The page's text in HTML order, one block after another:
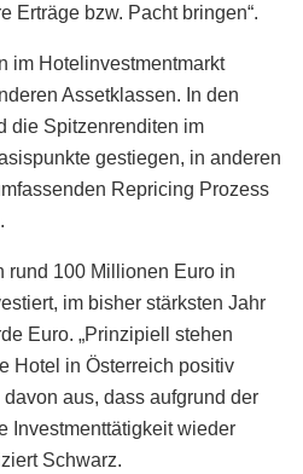
Erträge bzw. Pacht bringen“.
im Hotelinvestmentmarkt
Assetklassen. In den
die Spitzenrenditen im
gestiegen, in anderen
Repricing Prozess
rund 100 Millionen Euro in
im bisher stärksten Jahr
Euro. „Prinzipiell stehen
Hotel in Österreich positiv
aus, dass aufgrund der
Investmenttätigkeit wieder
Schwarz.